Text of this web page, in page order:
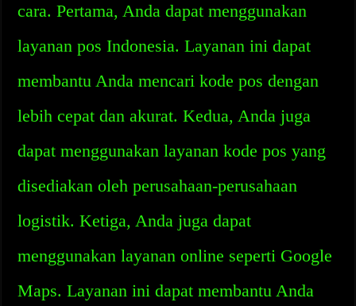
cara. Pertama, Anda dapat menggunakan
layanan pos Indonesia. Layanan ini dapat
membantu Anda mencari kode pos dengan
lebih cepat dan akurat. Kedua, Anda juga
dapat menggunakan layanan kode pos yang
disediakan oleh perusahaan-perusahaan
logistik. Ketiga, Anda juga dapat
menggunakan layanan online seperti Google
Maps. Layanan ini dapat membantu Anda